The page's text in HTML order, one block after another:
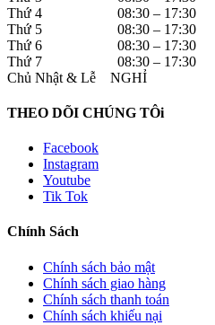
Thứ 4 08:30 – 17:30
Thứ 5 08:30 – 17:30
Thứ 6 08:30 – 17:30
Thứ 7 08:30 – 17:30
Chủ Nhật & Lễ NGHỈ
THEO DÕI CHÚNG TÔi
Facebook
Instagram
Youtube
Tik Tok
Chính Sách
Chính sách bảo mật
Chính sách giao hàng
Chính sách thanh toán
Chính sách khiếu nại